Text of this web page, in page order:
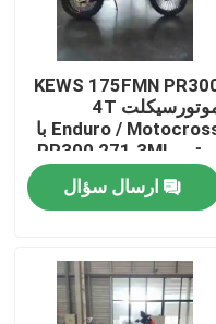
KEWS 175FMN
موتورسیکلت 4T
Enduro / Motocross با
موتور PR300 271.3ML
و شروع الکتریکی
ارسال سؤال